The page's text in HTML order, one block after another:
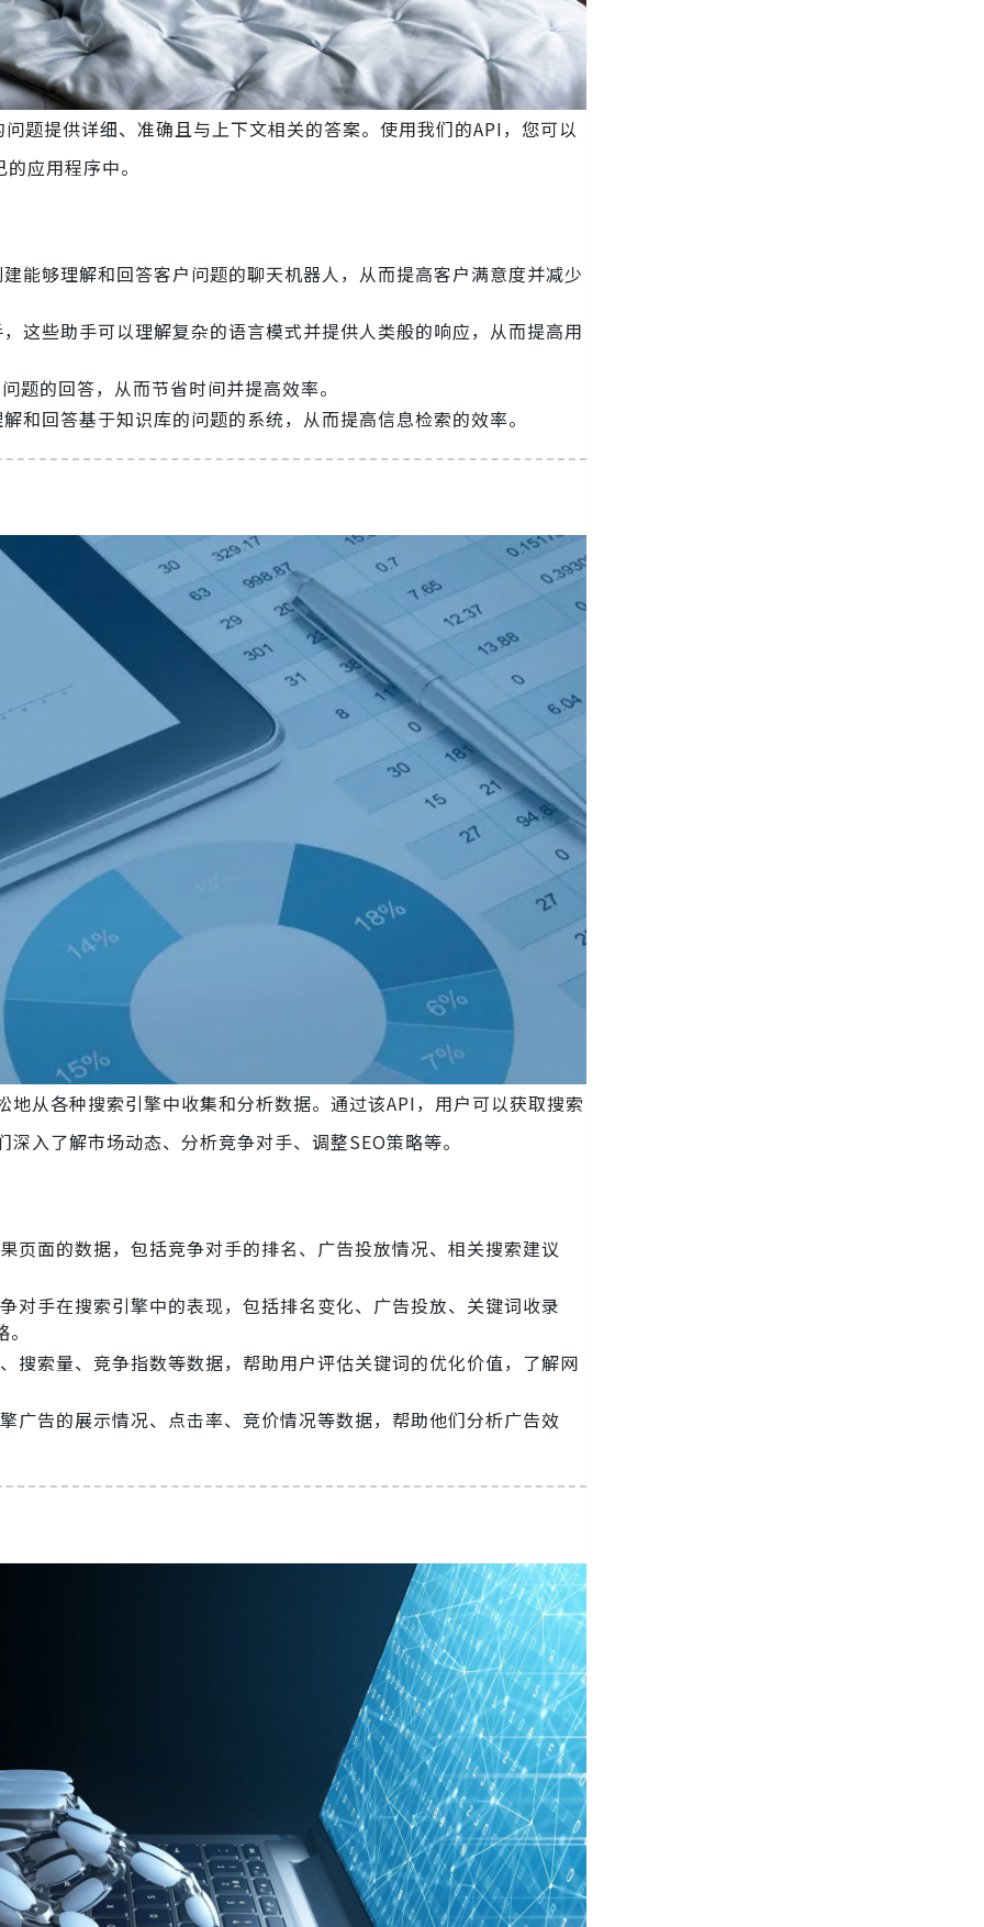
题提供详细、准确且与上下文相关的答案。使用我们的API，您可以
应用程序中。
能够理解和回答客户问题的聊天机器人，从而提高客户满意度并减少
这些助手可以理解复杂的语言模式并提供人类般的响应，从而提高用
题的回答，从而节省时间并提高效率。
回答基于知识库的问题的系统，从而提高信息检索的效率。
从各种搜索引擎中收集和分析数据。通过该API，用户可以获取搜索
入了解市场动态、分析竞争对手、调整SEO策略等。
页面的数据，包括竞争对手的排名、广告投放情况、相关搜索建议
对手在搜索引擎中的表现，包括排名变化、广告投放、关键词收录
搜索量、竞争指数等数据，帮助用户评估关键词的优化价值，了解网
广告的展示情况、点击率、竞价情况等数据，帮助他们分析广告效